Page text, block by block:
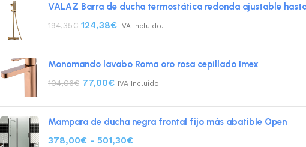
VALAZ Barra de ducha termostática redonda ajustable
194,35€ 124,38€ IVA Incluido.
Monomando lavabo Roma oro rosa cepillado Imex
104,06€ 77,00€ IVA Incluido.
Mampara de ducha negra frontal fijo más abatible Open
378,00€ - 501,30€